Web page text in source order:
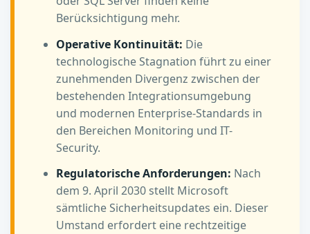
Berücksichtigung mehr.
Operative Kontinuität: Die
technologische Stagnation führt zu einer
zunehmenden Divergenz zwischen der
bestehenden Integrationsumgebung
und modernen Enterprise-Standards in
den Bereichen Monitoring und IT-
Security.
Regulatorische Anforderungen: Nach
dem 9. April 2030 stellt Microsoft
sämtliche Sicherheitsupdates ein. Dieser
Umstand erfordert eine rechtzeitige